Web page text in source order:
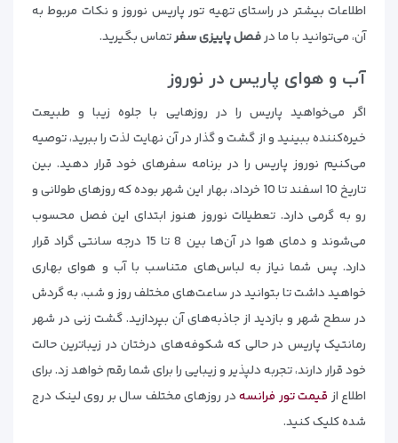
اطلاعات بیشتر در راستای تهیه تور پاریس نوروز و نکات مربوط به
آن، می‌توانید با ما درفصل پاییزی سفرتماس بگیرید.
آب و هوای پاریس در نوروز
اگر می‌خواهید پاریس را در روزهایی با جلوه زیبا و طبیعت
خیره‌کننده ببینید و از گشت و گذار در آن نهایت لذت را ببرید، توصیه
می‌کنیم نوروز پاریس را در برنامه سفرهای خود قرار دهید. بین
تاریخ 10 اسفند تا 10 خرداد، بهار این شهر بوده که روزهای طولانی و
رو به گرمی دارد. تعطیلات نوروز هنوز ابتدای این فصل محسوب
می‌شوند و دمای هوا در آن‌ها بین 8 تا 15 درجه سانتی گراد قرار
دارد. پس شما نیاز به لباس‌های متناسب با آب و هوای بهاری
خواهید داشت تا بتوانید در ساعت‌های مختلف روز و شب، به گردش
در سطح شهر و بازدید از جاذبه‌های آن بپردازید. گشت زنی در شهر
رمانتیک پاریس در حالی که شکوفه‌های درختان در زیباترین حالت
خود قرار دارند، تجربه دلپذیر و زیبایی را برای شما رقم خواهد زد. برای
اطلاع از قیمت تور فرانسهدر روزهای مختلف سال بر روی لینک درج
شده کلیک کنید.